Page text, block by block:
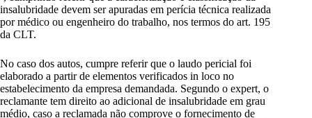
insalubridade devem ser apuradas em perícia técnica realizada
por médico ou engenheiro do trabalho, nos termos do art. 195
da CLT.
No caso dos autos, cumpre referir que o laudo pericial foi
elaborado a partir de elementos verificados in loco no
estabelecimento da empresa demandada. Segundo o expert, o
reclamante tem direito ao adicional de insalubridade em grau
médio, caso a reclamada não comprove o fornecimento de